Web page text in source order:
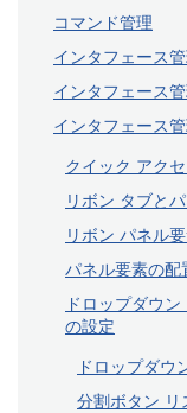
コマンド管理
インタフェース
インタフェース
インタフェース
クイック アク
リボン タブと
リボン パネル
パネル要素の配
ドロップダウ
の設定
ドロップダウ
分割ボタン リ